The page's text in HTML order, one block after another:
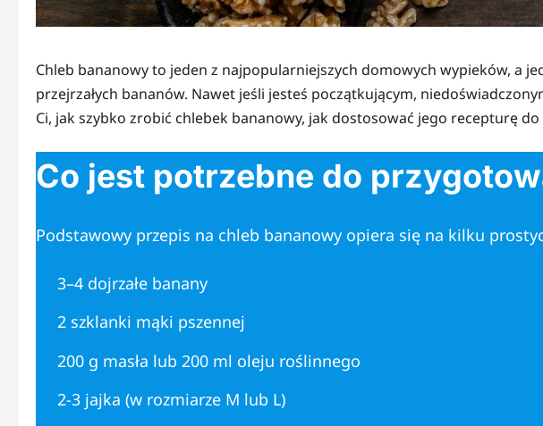
Chleb bananowy to jeden z najpopularniejszych domowych wypieków, a
przejrzałych bananów. Nawet jeśli jesteś początkującym,
Ci, jak szybko zrobić chlebek bananowy, jak dostosować jego recepturę
Co jest potrzebne do
Podstawowy przepis na chleb bananowy opiera się na kilku
3–4 dojrzałe banany
2 szklanki mąki pszennej
200 g masła lub 200 ml oleju roślinnego
2-3 jajka (w rozmiarze M lub L)